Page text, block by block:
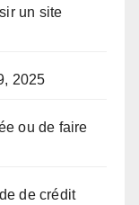
un site
2025
ou de faire
de crédit